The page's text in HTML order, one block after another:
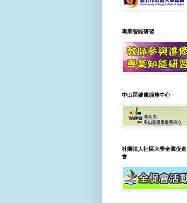
專業智能研習
中山區健康服務中心
社團法人社區大學全國促進
會